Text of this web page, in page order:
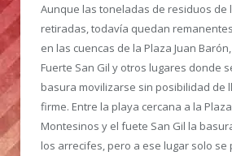
Aunque las toneladas de residuos de
retiradas, todavía quedan
en las cuencas de la Plaza Juan
Fuerte San Gil y otros lugares donde
basura movilizarse sin posibilidad de
firme. Entre la playa cercana a la
Montesinos y el fuete San Gil la
los arrecifes, pero a ese lugar solo se